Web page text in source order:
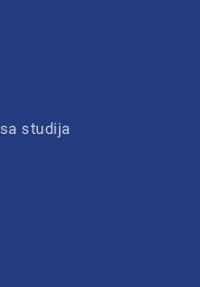
studija